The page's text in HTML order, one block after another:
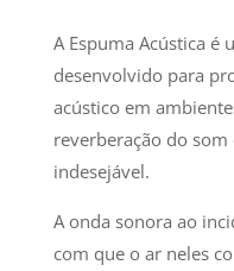
A Espuma Acústica
desenvolvido para
acústico em
reverberação do
indesejável.
A onda sonora ao
com que o ar neles